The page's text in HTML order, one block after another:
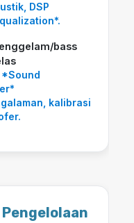
DSP
bass
kalibrasi